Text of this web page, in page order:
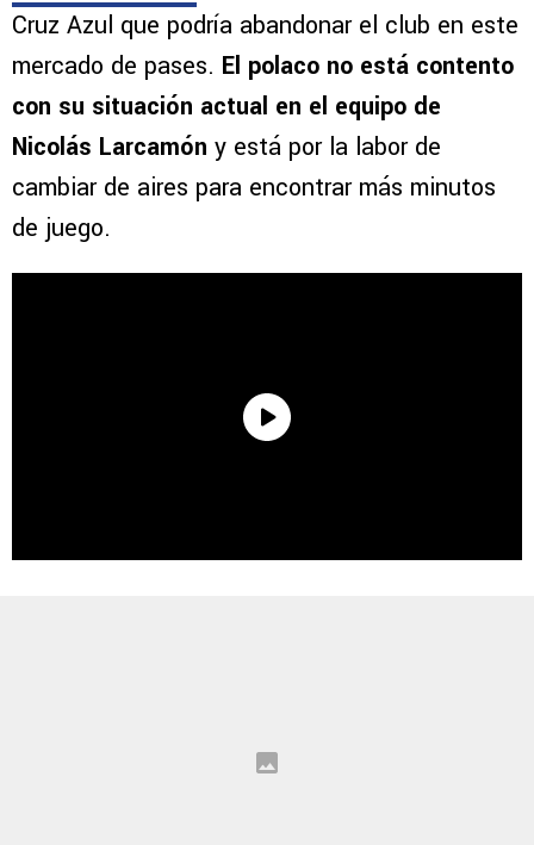
Cruz Azul que podría abandonar el club en este
mercado de pases. El polaco no está contento
con su situación actual en el equipo de
Nicolás Larcamón y está por la labor de
cambiar de aires para encontrar más minutos
de juego.